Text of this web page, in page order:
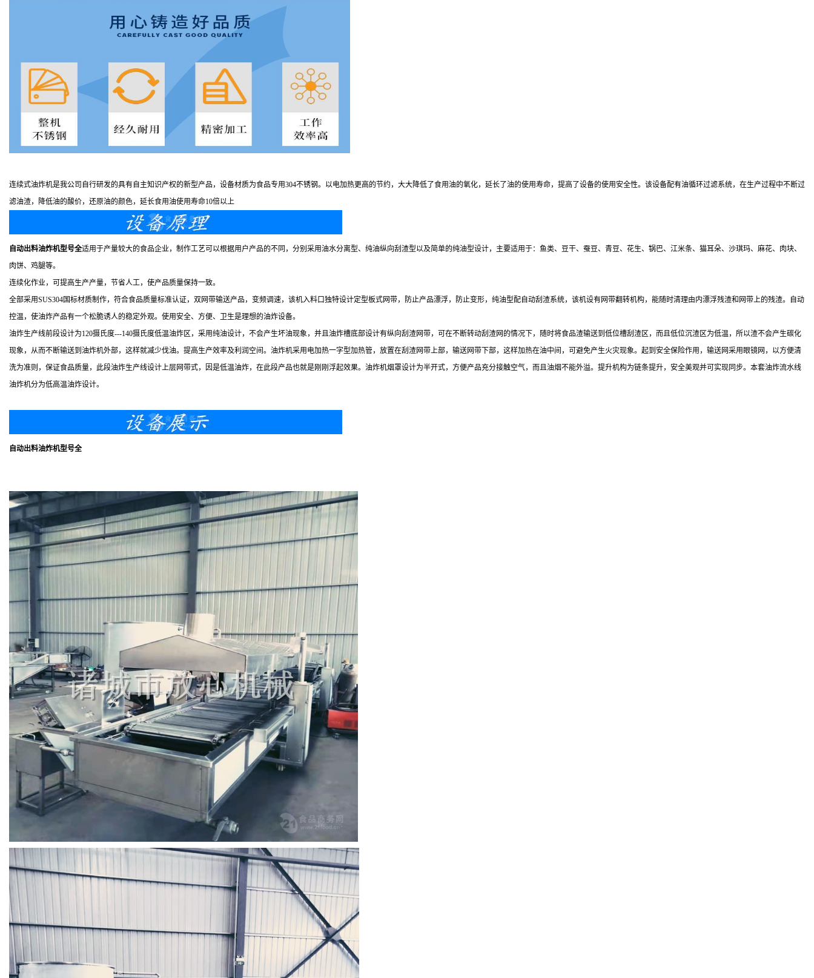
连续式油炸机是我公司自行研发的具有自主知识产权的新型产品，设备材质为食品专用304不锈钢。以电加热更高的节约，大大降低了食用油的氧化，延长了油的使用寿命，提高了设备的使用安全性。该设备配有油循环过滤系统，在生产过程中不断过
滤油渣，降低油的酸价，还原油的颜色，延长食用油使用寿命10倍以上
自动出料油炸机型号全适用于产量较大的食品企业，制作工艺可以根据用户产品的不同，分别采用油水分离型、纯油纵向刮渣型以及简单的纯油型设计，主要适用于：鱼类、豆干、蚕豆、青豆、花生、锅巴、江米条、猫耳朵、沙琪玛、麻花、肉块、
肉饼、鸡腿等。
连续化作业，可提高生产产量，节省人工，使产品质量保持一致。
全部采用SUS304国标材质制作，符合食品质量标准认证，双网带输送产品，变频调速，该机入料口独特设计定型板式网带，防止产品漂浮，防止变形，纯油型配自动刮渣系统，该机设有网带翻转机构，能随时清理由内漂浮残渣和网带上的残渣。自动
控温，使油炸产品有一个松脆诱人的稳定外观。使用安全、方便、卫生是理想的油炸设备。
油炸生产线前段设计为120摄氏度---140摄氏度低温油炸区，采用纯油设计，不会产生坏油现象，并且油炸槽底部设计有纵向刮渣网带，可在不断转动刮渣网的情况下，随时将食品渣输送到低位槽刮渣区，而且低位沉渣区为低温，所以渣不会产生碳化
现象，从而不断输送到油炸机外部，这样就减少伐油。提高生产效率及利润空间。油炸机采用电加热一字型加热管，放置在刮渣网带上部，输送网带下部，这样加热在油中间，可避免产生火灾现象。起到安全保险作用，输送网采用眼镜网，以方便清
洗为准则，保证食品质量，此段油炸生产线设计上层网带式，因是低温油炸，在此段产品也就是刚刚浮起效果。油炸机烟罩设计为半开式，方便产品充分接触空气，而且油烟不能外溢。提升机构为链条提升，安全美观并可实现同步。本套油炸流水线
油炸机分为低高温油炸设计。
自动出料油炸机型号全